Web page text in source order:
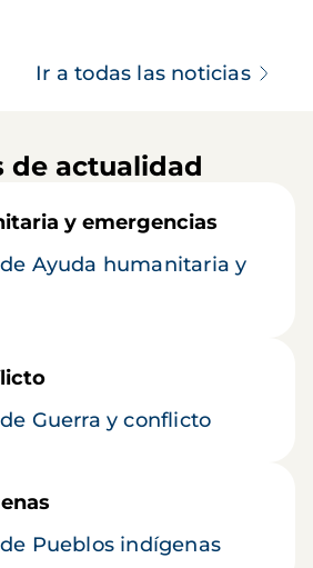
Ir a todas las noticias
de actualidad
y emergencias
Ayuda humanitaria y
Guerra y conflicto
Pueblos indígenas